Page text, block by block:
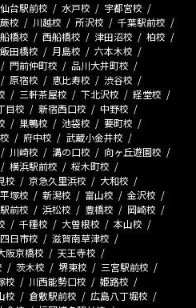
仙台駅前校 水戸校
宇都宮校
蕨校 川越校 所沢校
千葉駅前校
船橋校 西船橋校 津田沼校
柏校
飯田橋校 月島校
六本木校
門前仲町校
品川大井町校
原宿校 恵比寿校
渋谷校
三軒茶屋校 下北沢校
経堂校
目校 新宿西口校
中野校
巣鴨校 池袋校
要町校
府中校
武蔵小金井校
川崎校 溝の口校
向ヶ丘遊園校
横浜駅前校
桜木町校
校 京急久里浜校
大和校
平塚校 新潟校 富山校
金沢校
前校 浜松校 豊橋校
岡崎校
千種校 大曽根校
本山校
四日市校
滋賀南草津校
阪京橋校
天王寺校
茨木校 堺東校
三宮駅前校
校 川西能勢口校
姫路校
校 倉敷駅前校
広島八丁堀校